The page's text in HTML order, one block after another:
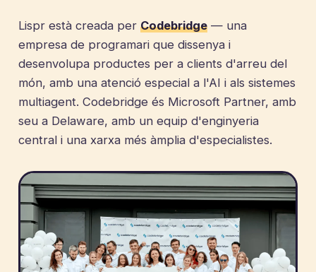
Lispr està creada per Codebridge — una
empresa de programari que dissenya i
desenvolupa productes per a clients d'arreu del
món, amb una atenció especial a l'AI i als sistemes
multiagent. Codebridge és Microsoft Partner, amb
seu a Delaware, amb un equip d'enginyeria
central i una xarxa més àmplia d'especialistes.